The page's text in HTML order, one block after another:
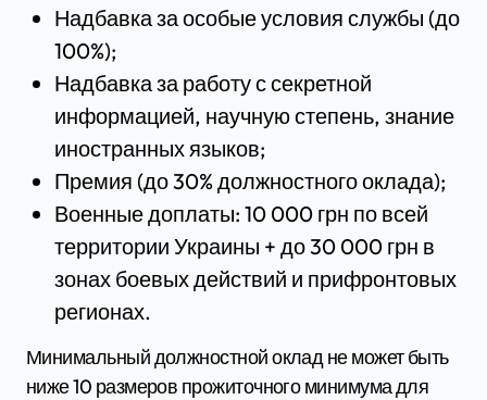
Надбавка за особые условия службы (до
100%);
Надбавка за работу с секретной
информацией, научную степень, знание
иностранных языков;
Премия (до 30% должностного оклада);
Военные доплаты: 10 000 грн по всей
территории Украины + до 30 000 грн в
зонах боевых действий и прифронтовых
регионах.
Минимальный должностной оклад не может быть
ниже 10 размеров прожиточного минимума для